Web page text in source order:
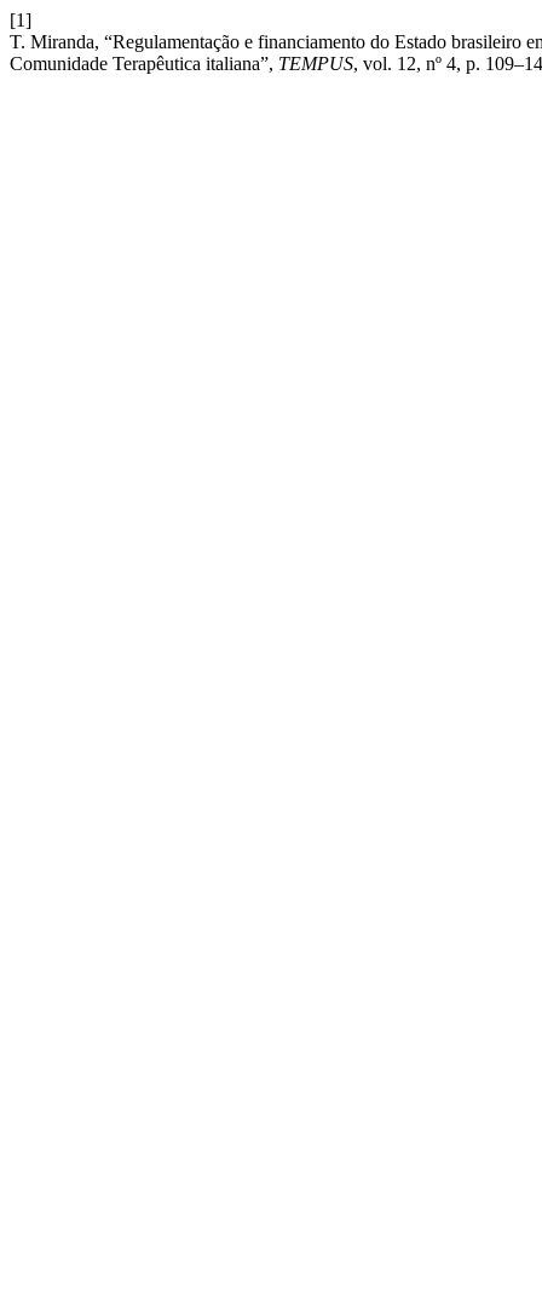
[1]
T. Miranda, “Regulamentação e financiamento do Estado brasileiro
Comunidade Terapêutica italiana”, TEMPUS, vol. 12, nº 4, p.